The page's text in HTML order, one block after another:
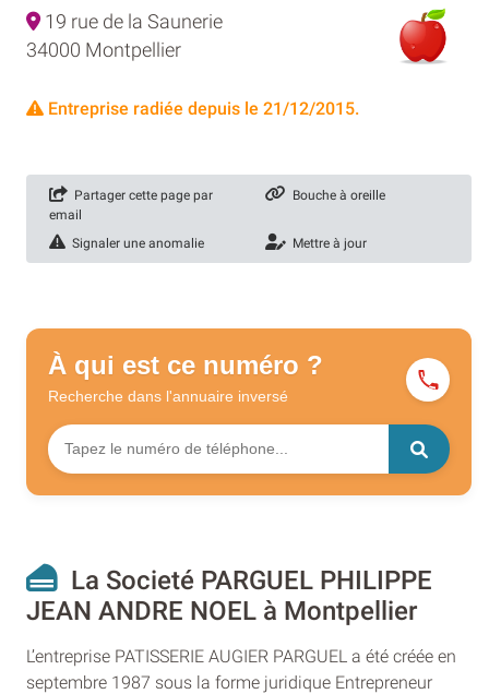
19 rue de la Saunerie
34000 Montpellier
Entreprise radiée depuis le 21/12/2015.
Partager cette page par
email
Bouche à oreille
Signaler une anomalie Mettre à jour
À qui est ce numéro ?
Recherche dans l'annuaire inversé
La Societé PARGUEL PHILIPPE
JEAN ANDRE NOEL à Montpellier
L’entreprise PATISSERIE AUGIER PARGUEL a été créée en
septembre 1987 sous la forme juridique Entrepreneur